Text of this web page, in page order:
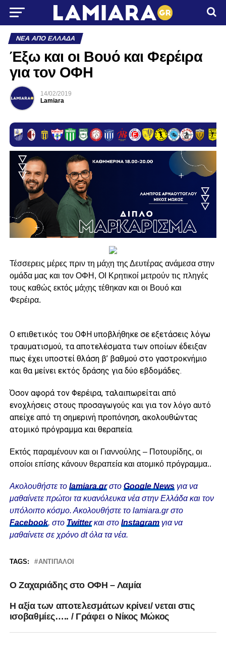
ΝΈΑ ΑΠΌ ΕΛΛΆΔΑ
Έξω και οι Βουό και Φερέιρα
για τον ΟΦΗ
14/02/2019
Lamiara
Τέσσερεις μέρες πριν τη μάχη της Δευτέρας ανάμεσα στην
ομάδα μας και τον ΟΦΗ, ΟΙ Κρητικοί μετρούν τις πληγές
τους καθώς εκτός μάχης τέθηκαν και οι Βουό και
Φερέιρα.
Ο επιθετικός του ΟΦΗ υποβλήθηκε σε εξετάσεις λόγω
τραυματισμού, τα αποτελέσματα των οποίων έδειξαν
πως έχει υποστεί θλάση β’ βαθμού στο γαστροκνήμιο
και θα μείνει εκτός δράσης για δύο εβδομάδες.
Όσον αφορά τον Φερέιρα, ταλαιπωρείται από
ενοχλήσεις στους προσαγωγούς και για τον λόγο αυτό
απείχε από τη σημερινή προπόνηση, ακολουθώντας
ατομικό πρόγραμμα και θεραπεία.
Εκτός παραμένουν και οι Γιαννούλης – Ποτουρίδης, οι
οποίοι επίσης κάνουν θεραπεία και ατομικό πρόγραμμα..
Ακολουθήστε το lamiara.grστο Google Newsγια να
μαθαίνετε πρώτοι τα κυανόλευκα νέα στην Ελλάδα και τον
υπόλοιπο κόσμο. Ακολουθήστε το lamiara.gr στο
Facebook, στο Twitterκαι στο Instagram για να
μαθαίνετε σε χρόνο dt όλα τα νέα.
TAGS: ΑΝΤΊΠΑΛΟΙ
Ο Ζαχαριάδης στο ΟΦΗ – Λαμία
Η αξία των αποτελεσμάτων κρίνει/ νεται στις
ισοβαθμίες….. / Γράφει ο Νίκος Μώκος